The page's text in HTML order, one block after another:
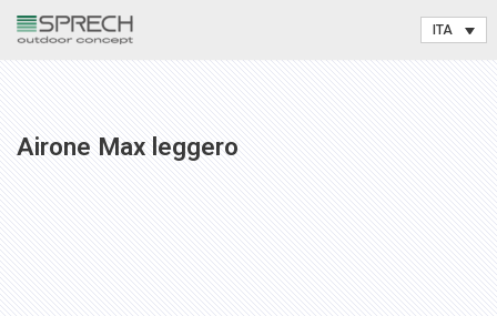
Vai
al
contenuto
Airone Max leggero